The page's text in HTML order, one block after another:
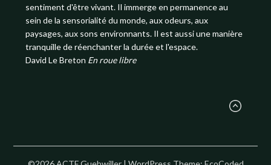
sentiment d'être vivant. Il immerge en permanence au
sein de la sensorialité du monde, aux odeurs, aux
paysages, aux sons environnants. Il est aussi une manière
tranquille de réenchanter la durée et l'espace.
David Le Breton En roue libre